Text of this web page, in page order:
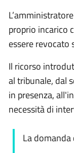
proprio incarico
essere revocato
Il ricorso
al tribunale, dal
in presenza,
necessità di
La